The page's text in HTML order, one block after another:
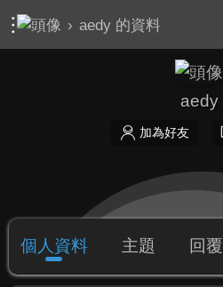
› aedy 的資料
aedy
加為好友
個人資料 主題 回覆